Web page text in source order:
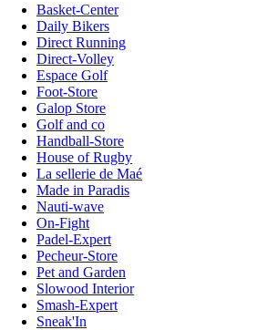
Basket-Center
Daily Bikers
Direct Running
Direct-Volley
Espace Golf
Foot-Store
Galop Store
Golf and co
Handball-Store
House of Rugby
La sellerie de Maé
Made in Paradis
Nauti-wave
On-Fight
Padel-Expert
Pecheur-Store
Pet and Garden
Slowood Interior
Smash-Expert
Sneak'In